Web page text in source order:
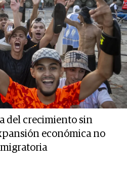
del crecimiento sin
económica no